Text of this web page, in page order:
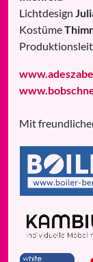
Lichtdesign
Kostüme
Mit